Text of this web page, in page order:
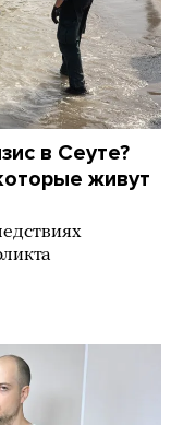
в Сеуте?
живут